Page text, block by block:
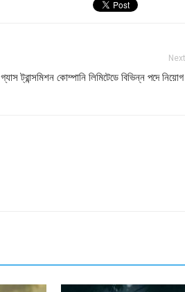
গ্যাস ট্রান্সমিশন কোম্পানি লিমিটেডে বিভিন্ন পদে নিয়োগ